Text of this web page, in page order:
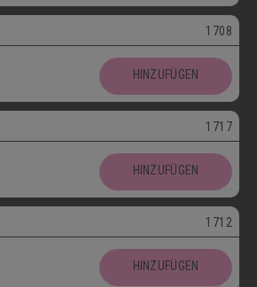
1708
HINZUFÜGEN
bis 30.09.
1717
HINZUFÜGEN
1712
HINZUFÜGEN